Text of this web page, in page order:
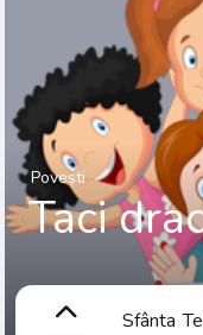
Povești
Taci
Sfânta